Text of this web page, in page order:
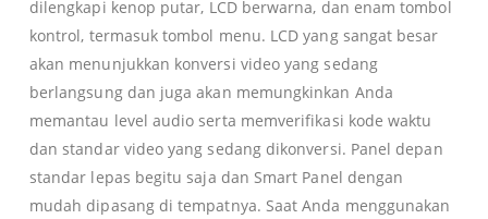
dilengkapi kenop putar, LCD berwarna, dan enam tombol
kontrol, termasuk tombol menu. LCD yang sangat besar
akan menunjukkan konversi video yang sedang
berlangsung dan juga akan memungkinkan Anda
memantau level audio serta memverifikasi kode waktu
dan standar video yang sedang dikonversi. Panel depan
standar lepas begitu saja dan Smart Panel dengan
mudah dipasang di tempatnya. Saat Anda menggunakan